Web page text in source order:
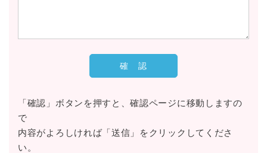
「確認」ボタンを押すと、確認ページに移動しますの
で
内容がよろしければ「送信」をクリックしてくださ
い。